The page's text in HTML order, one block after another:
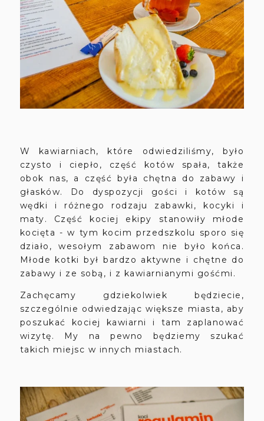
W kawiarniach, które odwiedziliśmy, było
czysto i ciepło, część kotów spała, także
obok nas, a część była chętna do zabawy i
głasków. Do dyspozycji gości i kotów są
wędki i różnego rodzaju zabawki, kocyki i
maty. Część kociej ekipy stanowiły młode
kocięta - w tym kocim przedszkolu sporo się
działo, wesołym zabawom nie było końca.
Młode kotki był bardzo aktywne i chętne do
zabawy i ze sobą, i z kawiarnianymi gośćmi.
Zachęcamy gdziekolwiek będziecie,
szczególnie odwiedzając większe miasta, aby
poszukać kociej kawiarni i tam zaplanować
wizytę. My na pewno będziemy szukać
takich miejsc w innych miastach.